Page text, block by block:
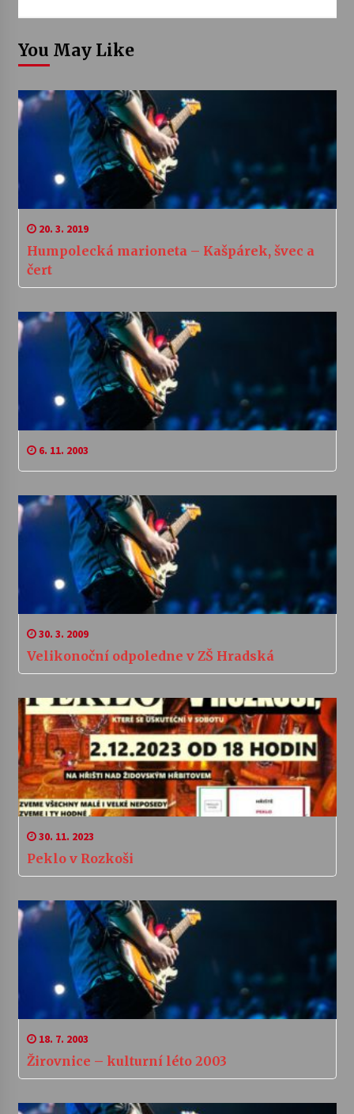
You May Like
20. 3. 2019
Humpolecká marioneta – Kašpárek, švec a
čert
6. 11. 2003
30. 3. 2009
Velikonoční odpoledne v ZŠ Hradská
30. 11. 2023
Peklo v Rozkoši
18. 7. 2003
Žirovnice – kulturní léto 2003